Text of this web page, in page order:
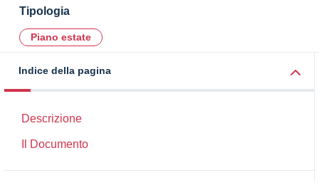
Tipologia
Piano estate
Indice della pagina
Descrizione
Il Documento